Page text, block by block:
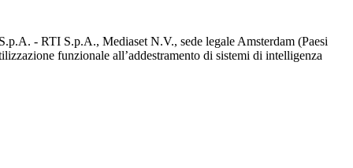
- RTI S.p.A., Mediaset N.V., sede legale Amsterdam (Paesi
funzionale all’addestramento di sistemi di intelligenza